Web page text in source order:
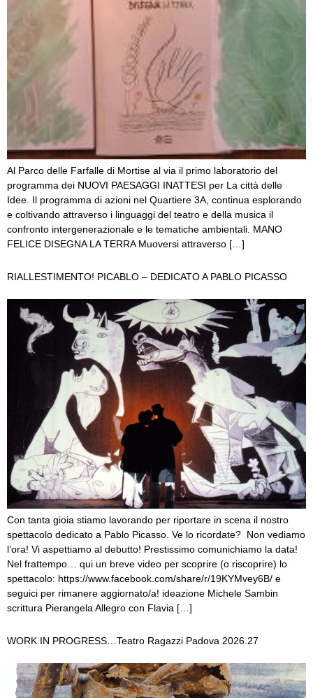
Al Parco delle Farfalle di Mortise al via il primo laboratorio del
programma dei NUOVI PAESAGGI INATTESI per La città delle
Idee. Il programma di azioni nel Quartiere 3A, continua esplorando
e coltivando attraverso i linguaggi del teatro e della musica il
confronto intergenerazionale e le tematiche ambientali. MANO
FELICE DISEGNA LA TERRA Muoversi attraverso […]
RIALLESTIMENTO! PICABLO – DEDICATO A PABLO PICASSO
Con tanta gioia stiamo lavorando per riportare in scena il nostro
spettacolo dedicato a Pablo Picasso. Ve lo ricordate? Non vediamo
l’ora! Vi aspettiamo al debutto! Prestissimo comunichiamo la data!
Nel frattempo… qui un breve video per scoprire (o riscoprire) lo
spettacolo: https://www.facebook.com/share/r/19KYMvey6B/ e
seguici per rimanere aggiornato/a! ideazione Michele Sambin
scrittura Pierangela Allegro con Flavia […]
WORK IN PROGRESS…Teatro Ragazzi Padova 2026.27